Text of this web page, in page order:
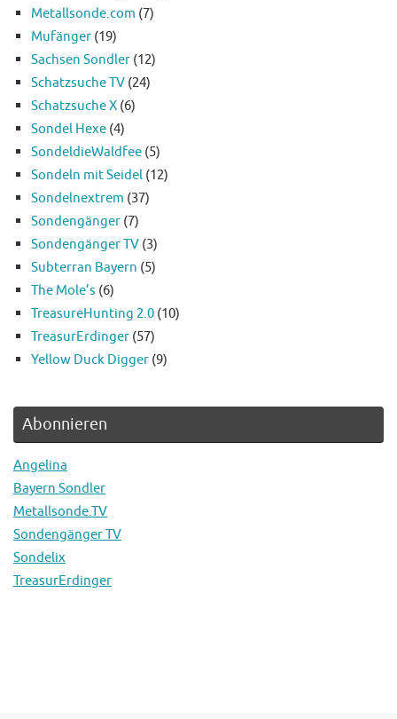
Metallsonde.com (7)
Mufänger (19)
Sachsen Sondler (12)
Schatzsuche TV (24)
Schatzsuche X (6)
Sondel Hexe (4)
SondeldieWaldfee (5)
Sondeln mit Seidel (12)
Sondelnextrem (37)
Sondengänger (7)
Sondengänger TV (3)
Subterran Bayern (5)
The Mole’s (6)
TreasureHunting 2.0 (10)
TreasurErdinger (57)
Yellow Duck Digger (9)
Abonnieren
Angelina
Bayern Sondler
Metallsonde.TV
Sondengänger TV
Sondelix
TreasurErdinger